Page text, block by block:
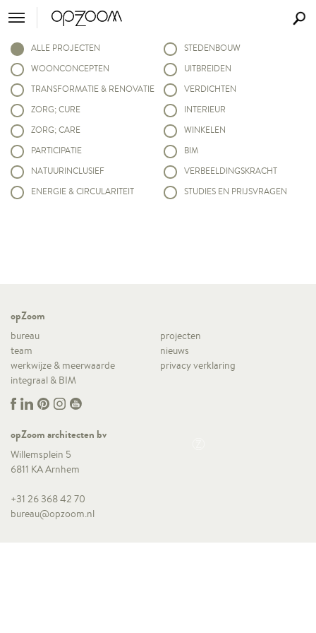
ALLE PROJECTEN
WOONCONCEPTEN
TRANSFORMATIE & RENOVATIE
ZORG; CURE
ZORG; CARE
PARTICIPATIE
NATUURINCLUSIEF
ENERGIE & CIRCULARITEIT
STEDENBOUW
UITBREIDEN
VERDICHTEN
INTERIEUR
WINKELEN
BIM
VERBEELDINGSKRACHT
STUDIES EN PRIJSVRAGEN
opZoom
bureau
projecten
team
nieuws
werkwijze & meerwaarde
privacy verklaring
integraal & BIM
opZoom architecten bv
Willemsplein 5
6811 KA Arnhem
+31 26 368 42 70
bureau@opzoom.nl